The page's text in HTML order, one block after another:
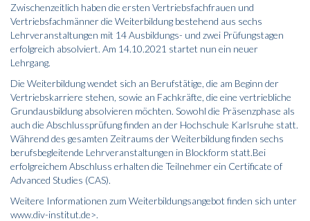
Zwischenzeitlich haben die ersten Vertriebsfachfrauen und
Vertriebsfachmänner die Weiterbildung bestehend aus sechs
Lehrveranstaltungen mit 14 Ausbildungs- und zwei Prüfungstagen
erfolgreich absolviert. Am 14.10.2021 startet nun ein neuer
Lehrgang.
Die Weiterbildung wendet sich an Berufstätige, die am Beginn der
Vertriebskarriere stehen, sowie an Fachkräfte, die eine vertriebliche
Grundausbildung absolvieren möchten. Sowohl die Präsenzphase als
auch die Abschlussprüfung finden an der Hochschule Karlsruhe statt.
Während des gesamten Zeitraums der Weiterbildung finden sechs
berufsbegleitende Lehrveranstaltungen in Blockform statt.Bei
erfolgreichem Abschluss erhalten die Teilnehmer ein Certificate of
Advanced Studies (CAS).
Weitere Informationen zum Weiterbildungsangebot finden sich unter
www.div-institut.de>.